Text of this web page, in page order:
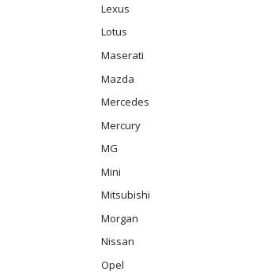
Lexus
Lotus
Maserati
Mazda
Mercedes
Mercury
MG
Mini
Mitsubishi
Morgan
Nissan
Opel